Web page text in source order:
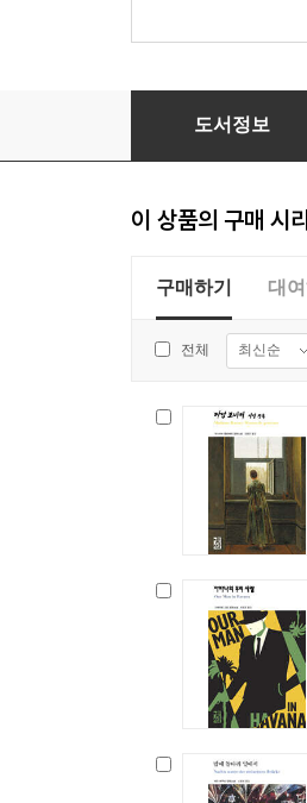
기나긴 이별 - 열린
도서정보
이 상품의 구매 시
구매하기 대여
전체 최신순